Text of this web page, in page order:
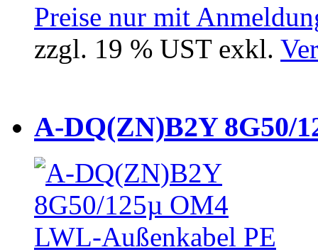
Preise nur mit
zzgl. 19 % UST exkl.
A-DQ(ZN)B2Y 8G50/